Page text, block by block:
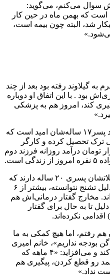
سوال می‌کنم، می‌گوید:
که بهمن ماه در حین کار
شد، البته چون بیمه است،
گیلاوند رفته بود بعد از چند
بود . با این اتفاق او دوباره
کند، امروز هم به پزشکی
حالا تنها منبع درآمد خانواده دستمزد پسر۱۷ ساله‌شان امید است که
تحصیل کرده و کارگر
شده است. روزی ۳۰ هزار تومان درآمد روزانه فرزند دوم
خانواده امیری در کنار تمامی مشکلاتشان پسری ۲۰ ساله دارند که
معلول ذهنی و کرو لال است و به دلیل تشنج نتوانسته، بیشتر از ۶
مخارج گفتار درمانی‌اش هم
تا به حال برای گفتار
نکرده‌اند.
رفتم، اما هیچ کمکی به ما
بودجه نداریم»، خانم امیری
این مطالب را با عصبانیت بیان می‌کند و می‌افزاید: «۴ ماهه که
رو قطع کردن، پیگیری هم
نداد.»